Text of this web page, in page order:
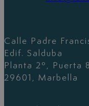
Calle Padre
Edif. Salduba
Planta 2º, Puerta
29601, Marbella